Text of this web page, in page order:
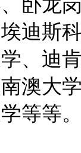
迪斯
、迪
澳大
等等